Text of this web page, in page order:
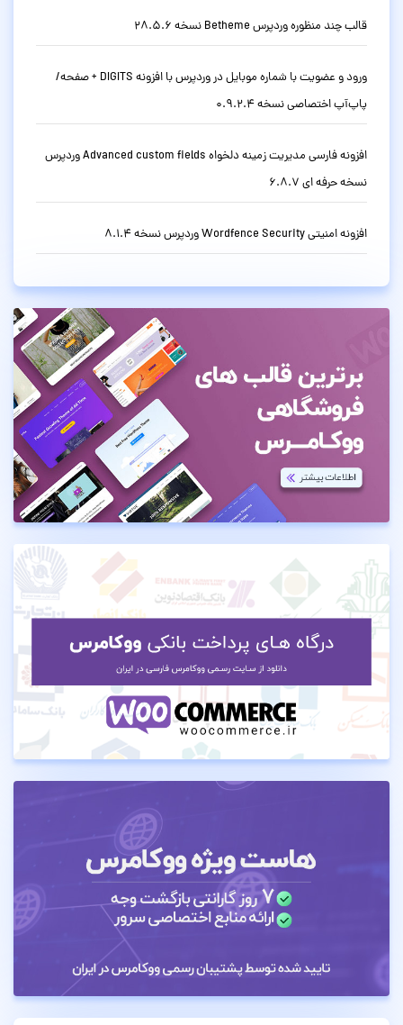
قالب چند منظوره وردپرس Betheme نسخه 28.5.6
ورود و عضویت با شماره موبایل در وردپرس با افزونه DIGITS + صفحه/
پاپ‌آپ اختصاصی نسخه 0.9.2.4
افزونه فارسی مدیریت زمینه دلخواه Advanced custom fields وردپرس
نسخه حرفه ای 6.8.7
افزونه امنیتی Wordfence Security وردپرس نسخه 8.1.4